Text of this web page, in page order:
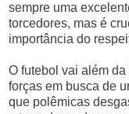
sempre uma
torcedores, mas é
importância do
O futebol vai além
forças em busca de
que polêmicas